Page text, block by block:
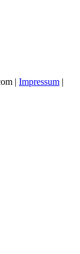
| Impressum |